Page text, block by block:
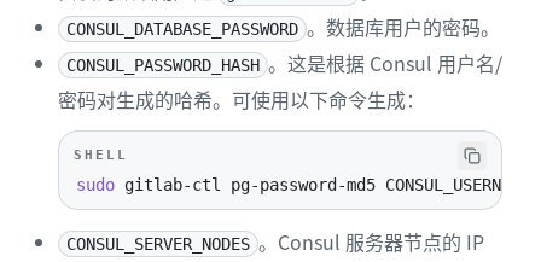
CONSUL_DATABASE_PASSWORD 。数据库用户的密码。
CONSUL_PASSWORD_HASH 。这是根据 Consul 用户名/
密码对生成的哈希。可使用以下命令生成：
SHELL
sudo gitlab-ctl pg-password-md5 CONSUL_USERNAME
CONSUL_SERVER_NODES 。Consul 服务器节点的 IP